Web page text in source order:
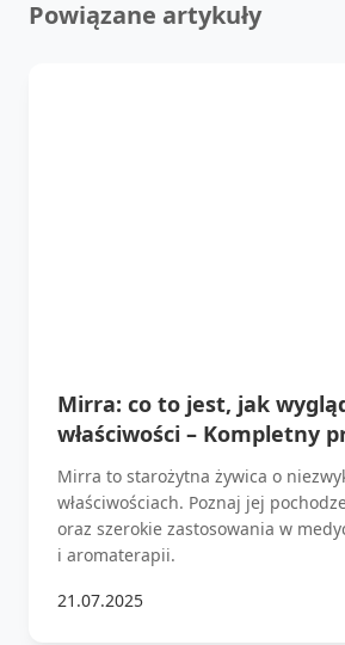
Powiązane artykuły
Mirra: co to jest, jak
właściwości – Kompletny
Mirra to starożytna żywica o
właściwościach. Poznaj jej
oraz szerokie zastosowania w
i aromaterapii.
21.07.2025